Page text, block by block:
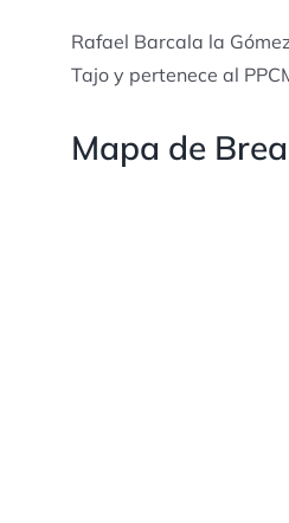
Rafael Barcala la
Tajo y pertenece al
Mapa de